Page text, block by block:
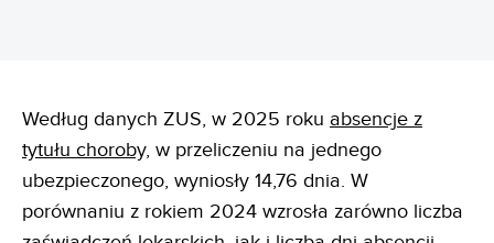
Według danych ZUS, w 2025 roku absencje z
tytułu choroby, w przeliczeniu na jednego
ubezpieczonego, wyniosły 14,76 dnia. W
porównaniu z rokiem 2024 wzrosła zarówno liczba